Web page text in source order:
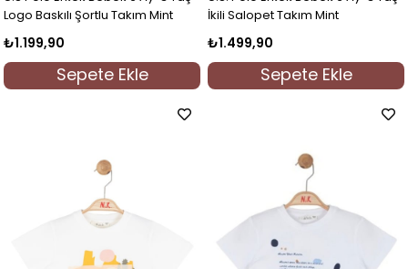
Logo Baskılı Şortlu Takım Mint
₺1.199,90
Sepete Ekle
İkili Salopet Takım Mint
₺1.499,90
Sepete Ekle